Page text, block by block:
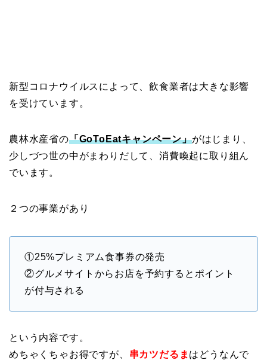
新型コロナウイルスによって、飲食業者は大きな影響
を受けています。
農林水産省の「GoToEatキャンペーン」がはじまり、
少しづつ世の中がまわりだして、消費喚起に取り組ん
でいます。
２つの事業があり
①25%プレミアム食事券の発売
②グルメサイトからお店を予約するとポイント
が付与される
という内容です。
めちゃくちゃお得ですが、 串カツだるま はどうなんで